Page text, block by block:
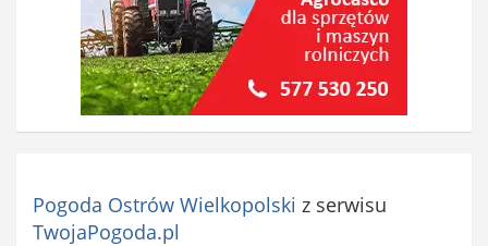
Pogoda Ostrów Wielkopolski z serwisu
TwojaPogoda.pl